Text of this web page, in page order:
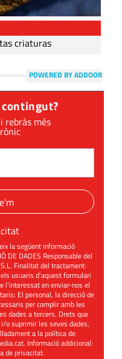
criaturas
POWERED BY ADDOOR
més
la següent informació
DE DADES Responsable del
Finalitat del tractament:
usuaris d'aquest formulari
l'interessat en enviar-nos el
El personal, la direcció de
per complir amb les
dades a tercers. Drets que
o suprimir les seves dades,
a la política de
. Informació addicional:
de privacitat.